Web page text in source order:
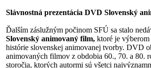
Slávnostná prezentácia DVD Slovenský
Ďalším záslužným počinom SFÚ sa stalo
Slovenský animovaný film, ktoré je
histórie slovenskej animovanej tvorby. DVD
animovaných filmov z obdobia 60., 70. a 80.
storočia, ktorých autormi sú všetci